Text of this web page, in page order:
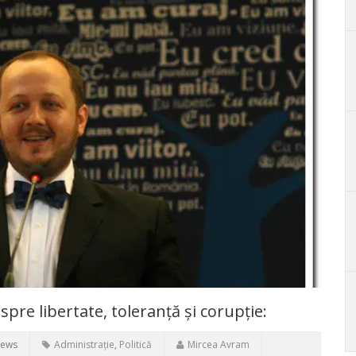
libertate, toleranță și corupție:
Administrație, Politică Mircea Avram